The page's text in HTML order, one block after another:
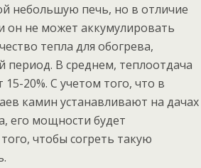
небольшую печь, но в отличие
он не может аккумулировать
тепла для обогрева,
период. В среднем, теплоотдача
15-20%. С учетом того, что в
камин устанавливают на дачах
его мощности будет
чтобы согреть такую